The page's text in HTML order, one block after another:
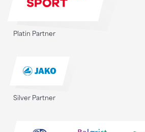
Platin Partner
Silver Partner